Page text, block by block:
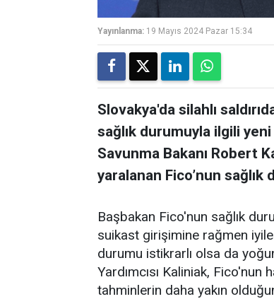
Yayınlanma: 19 Mayıs 2024 Pazar 15:34
Slovakya'da silahlı
sağlık durumuyla ilgili yeni
Savunma Bakanı Robert
yaralanan Fico’nun
Başbakan Fico'nun sağlık
suikast girişimine rağmen
durumu istikrarlı olsa da
Yardımcısı Kaliniak, Fico'nun
tahminlerin daha yakın